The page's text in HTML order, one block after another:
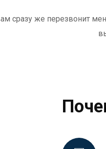
сразу же перезвонит